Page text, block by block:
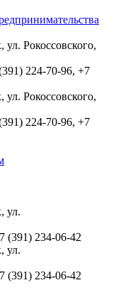
Рокоссовского,
224-70-96, +7
Рокоссовского,
224-70-96, +7
ул.
(391) 234-06-42
ул.
(391) 234-06-42